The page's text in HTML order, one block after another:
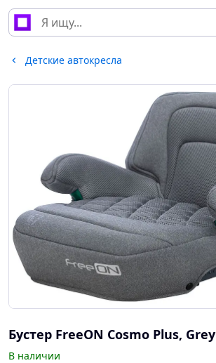
Детские автокресла
Бустер FreeON Cosmo Plus, Grey
В наличии